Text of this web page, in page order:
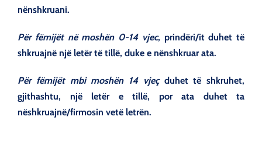
nënshkruani.
Për fëmijët në moshën 0-14 vjec, prindëri/it duhet të
shkruajnë një letër të tillë, duke e nënshkruar ata.
Për fëmijët mbi moshën 14 vjeçduhet të shkruhet,
gjithashtu, një letër e tillë, por ata duhet ta
nëshkruajnë/firmosin vetë letrën.